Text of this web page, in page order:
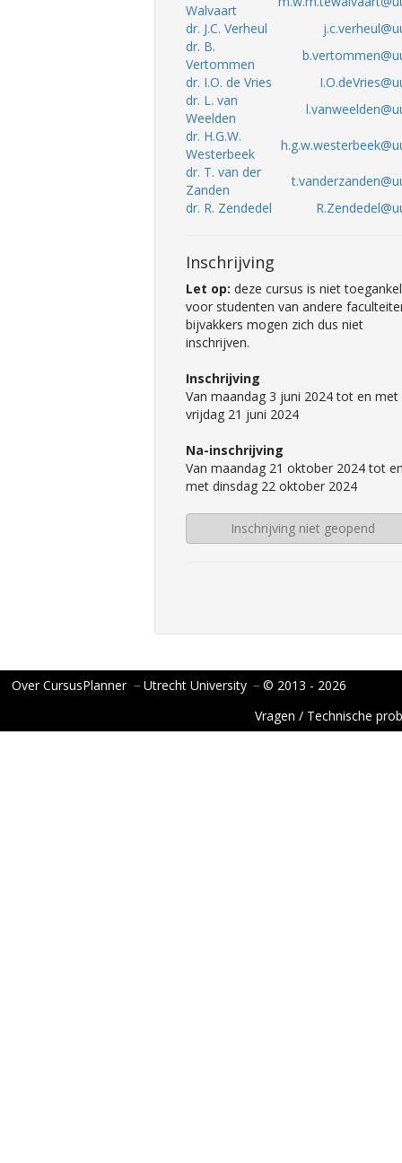
Walvaart
dr. J.C. Verheul
dr. B.
Vertommen
dr. I.O. de Vries
dr. L. van
Weelden
dr. H.G.W.
Westerbeek
dr. T. van der
Zanden
dr. R. Zendedel
Inschrijving
Let op: deze cursus is niet
voor studenten van andere
bijvakkers mogen zich dus niet
inschrijven.
Inschrijving
Van maandag 3 juni 2024 tot en met
vrijdag 21 juni 2024
Na-inschrijving
Van maandag 21 oktober 2024 tot
met dinsdag 22 oktober 2024
Inschrijving niet geopend
Over CursusPlanner − Utrecht University − © 2013 - 2026
Vragen / Technische